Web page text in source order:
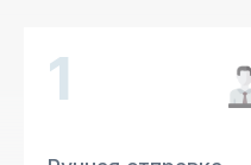
1